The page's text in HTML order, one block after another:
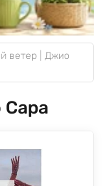
ветер | Джио